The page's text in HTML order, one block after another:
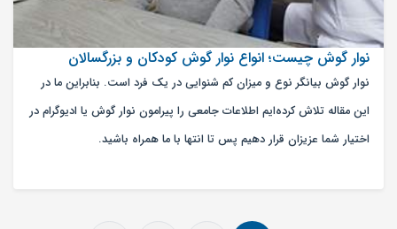
نوار گوش چیست؛ انواع نوار گوش کودکان و بزرگسالان
نوار گوش بیانگر نوع و میزان کم شنوایی در یک فرد است. بنابراین ما در
این مقاله تلاش کرده‌ایم اطلاعات جامعی را پیرامون نوار گوش یا ادیوگرام در
اختیار شما عزیزان قرار دهیم پس تا انتها با ما همراه باشید.